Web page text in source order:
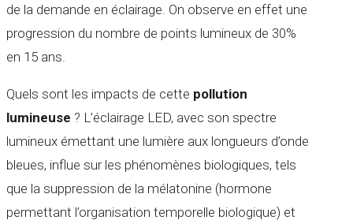
de la demande en éclairage. On observe en effet une
progression du nombre de points lumineux de 30%
en 15 ans.
Quels sont les impacts de cette pollution
lumineuse ? L’éclairage LED, avec son spectre
lumineux émettant une lumière aux longueurs d’onde
bleues, influe sur les phénomènes biologiques, tels
que la suppression de la mélatonine (hormone
permettant l’organisation temporelle biologique) et